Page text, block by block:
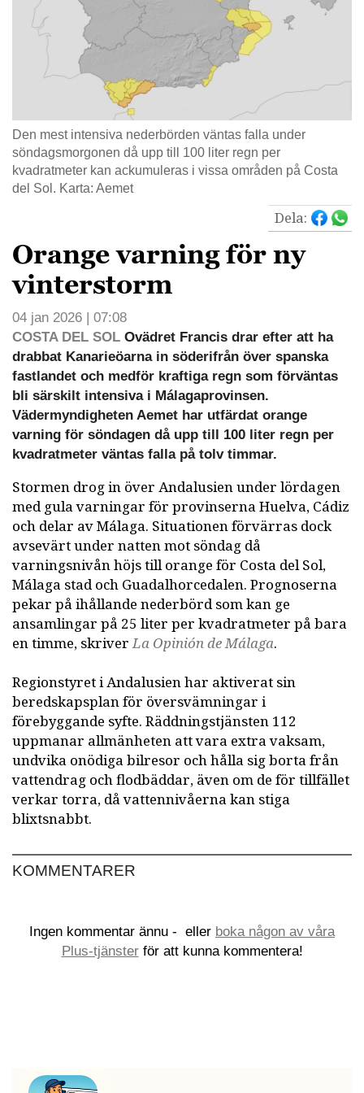
Den mest intensiva nederbörden väntas falla under
söndagsmorgonen då upp till 100 liter regn per
kvadratmeter kan ackumuleras i vissa områden på Costa
del Sol. Karta: Aemet
Dela:
Orange varning för ny
vinterstorm
04 jan 2026 | 07:08
COSTA DEL SOL Ovädret Francis drar efter att ha
drabbat Kanarieöarna in söderifrån över spanska
fastlandet och medför kraftiga regn som förväntas
bli särskilt intensiva i Málagaprovinsen.
Vädermyndigheten Aemet har utfärdat orange
varning för söndagen då upp till 100 liter regn per
kvadratmeter väntas falla på tolv timmar.
Stormen drog in över Andalusien under lördagen
med gula varningar för provinserna Huelva, Cádiz
och delar av Málaga. Situationen förvärras dock
avsevärt under natten mot söndag då
varningsnivån höjs till orange för Costa del Sol,
Málaga stad och Guadalhorcedalen. Prognoserna
pekar på ihållande nederbörd som kan ge
ansamlingar på 25 liter per kvadratmeter på bara
en timme, skriverLa Opinión de Málaga.
Regionstyret i Andalusien har aktiverat sin
beredskapsplan för översvämningar i
förebyggande syfte. Räddningstjänsten 112
uppmanar allmänheten att vara extra vaksam,
undvika onödiga bilresor och hålla sig borta från
vattendrag och flodbäddar, även om de för tillfället
verkar torra, då vattennivåerna kan stiga
blixtsnabbt.
KOMMENTARER
Ingen kommentar ännu - eller boka någon av våra
Plus-tjänsterför att kunna kommentera!